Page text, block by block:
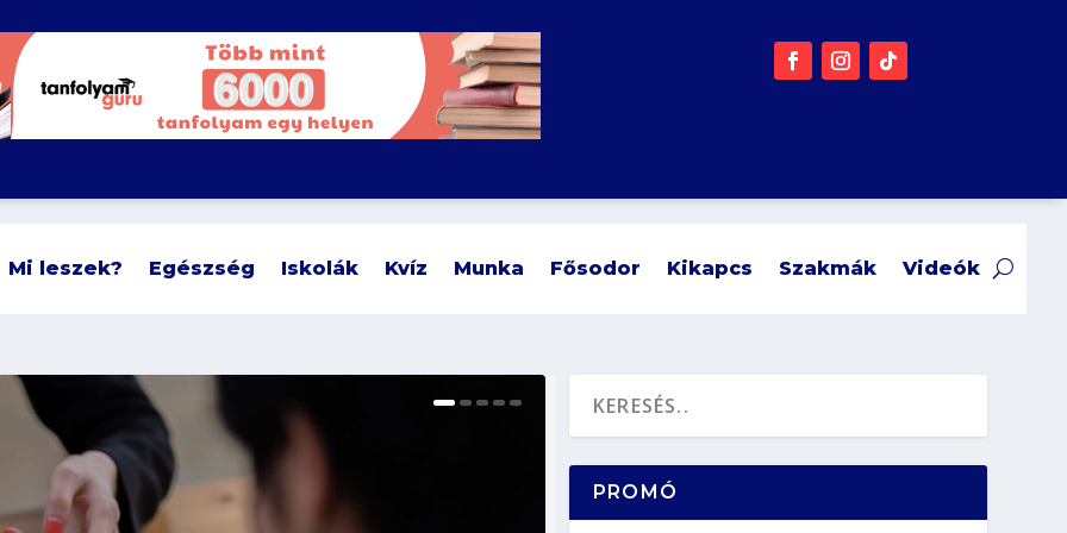
Mi leszek? Egészség Iskolák Kvíz Munka Fősodor Kikapcs Szakmák Videók
PROMÓ